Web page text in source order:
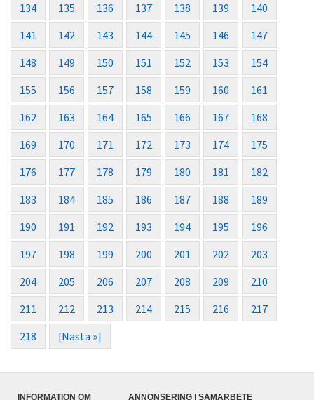
134
135 136 137 138 139
140
141
142 143 144 145 146
147
148
149 150 151 152 153
154
155
156 157 158 159 160
161
162
163 164 165 166 167
168
169
170 171 172 173 174
175
176
177 178 179 180 181
182
183
184 185 186 187 188
189
190
191 192 193 194 195
196
197
198 199 200 201 202
203
204
205 206 207 208 209
210
211
212 213 214 215 216
217
218
[Nästa »]
INFORMATION OM ANNONSERING | SAMARBETE